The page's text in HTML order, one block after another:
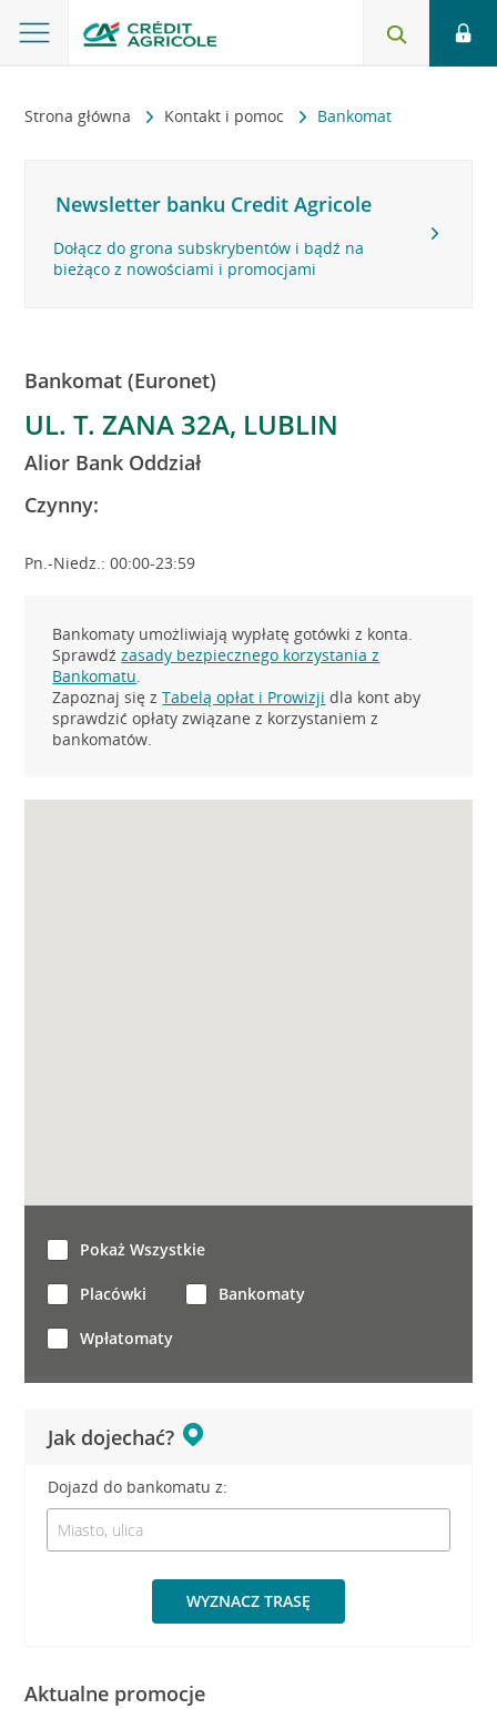
Strona główna Kontakt i pomoc Bankomat
Newsletter banku Credit Agricole
Dołącz do grona subskrybentów i bądź na
bieżąco z nowościami i promocjami
Bankomat (Euronet)
UL. T. ZANA 32A, LUBLIN
Alior Bank Oddział
Czynny:
Pn.-Niedz.: 00:00-23:59
Bankomaty umożliwiają wypłatę gotówki z konta.
Sprawdźzasady bezpiecznego korzystania z
Bankomatu.
Zapoznaj się zTabelą opłat i Prowizji dla kont aby
sprawdzić opłaty związane z korzystaniem z
bankomatów.
Jak dojechać?
Dojazd do bankomatu z:
WYZNACZ TRASĘ
Pokaż Wszystkie
Placówki Bankomaty
Wpłatomaty
Aktualne promocje